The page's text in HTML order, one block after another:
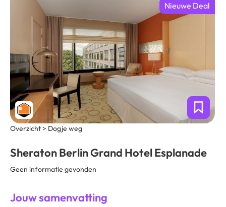
Nieuwe Deal
Overzicht > Dogje weg
Sheraton Berlin Grand Hotel Esplanade
Geen informatie gevonden
Jouw samenvatting